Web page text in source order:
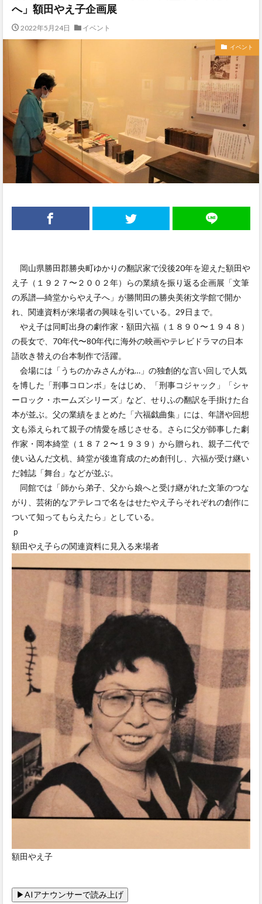
へ」額田やえ子企画展
2022年5月24日 イベント
イベント
岡山県勝田郡勝央町ゆかりの翻訳家で没後20年を迎えた額田や
え子（１９２７〜２００２年）らの業績を振り返る企画展「文筆
の系譜―綺堂からやえ子へ」が勝間田の勝央美術文学館で開か
れ、関連資料が来場者の興味を引いている。29日まで。
やえ子は同町出身の劇作家・額田六福（１８９０〜１９４８）
の長女で、70年代〜80年代に海外の映画やテレビドラマの日本
語吹き替えの台本制作で活躍。
会場には「うちのかみさんがね…」の独創的な言い回しで人気
を博した「刑事コロンボ」をはじめ、「刑事コジャック」「シャ
ーロック・ホームズシリーズ」など、せりふの翻訳を手掛けた台
本が並ぶ。父の業績をまとめた「六福戯曲集」には、年譜や回想
文も添えられて親子の情愛を感じさせる。さらに父が師事した劇
作家・岡本綺堂（１８７２〜１９３９）から贈られ、親子二代で
使い込んだ文机、綺堂が後進育成のため創刊し、六福が受け継い
だ雑誌「舞台」などが並ぶ。
同館では「師から弟子、父から娘へと受け継がれた文筆のつな
がり、芸術的なアテレコで名をはせたやえ子らそれぞれの創作に
ついて知ってもらえたら」としている。
ｐ
額田やえ子らの関連資料に見入る来場者
額田やえ子